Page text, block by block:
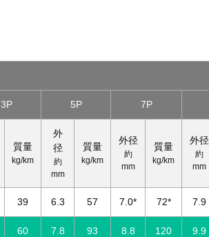
3P 5P 7P
質量
kg/km
外
径
約
mm
質量
kg/km
外径
約
mm
質量
kg/km
外径
約
mm
39 6.3 57 7.0* 72* 7.9
60 7.8 93 8.8 120 9.9